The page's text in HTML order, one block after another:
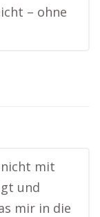
– ohne
nicht mit
und
mir in die